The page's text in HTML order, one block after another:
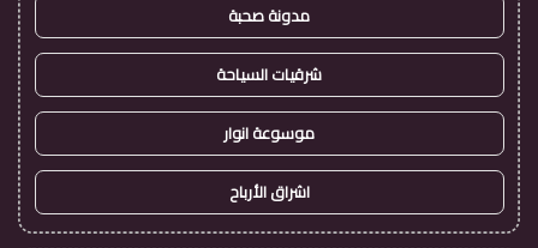
مدونة صحبة
شرقيات السياحة
موسوعة انوار
اشراق الأرباح